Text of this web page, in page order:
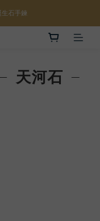
$300
石手鍊
– 天河石 –